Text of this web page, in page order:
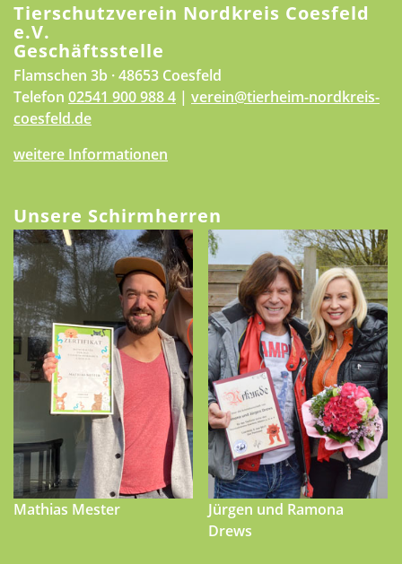
Tierschutzverein Nordkreis Coesfeld
e.V.
Geschäftsstelle
Flamschen 3b · 48653 Coesfeld
Telefon 02541 900 988 4 | verein@tierheim-nordkreis-
coesfeld.de
weitere Informationen
Unsere Schirmherren
Mathias Mester
Jürgen und Ramona
Drews